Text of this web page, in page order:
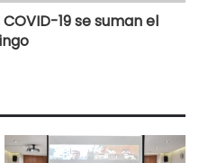
19 se suman el